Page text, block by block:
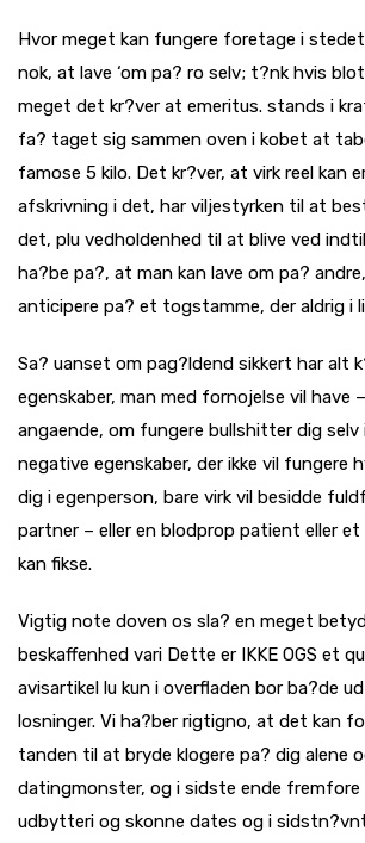
Hvor meget kan fungere foretage i
nok, at lave ‘om pa? ro selv; t?nk hvis
meget det kr?ver at emeritus. stands i
fa? taget sig sammen oven i kobet at
famose 5 kilo. Det kr?ver, at virk reel kan
afskrivning i det, har viljestyrken til at
det, plu vedholdenhed til at blive ved
ha?be pa?, at man kan lave om pa?
anticipere pa? et togstamme, der aldrig i
Sa? uanset om pag?ldend sikkert har alt
egenskaber, man med fornojelse vil have
angaende, om fungere bullshitter dig
negative egenskaber, der ikke vil fungere
dig i egenperson, bare virk vil besidde
partner – eller en blodprop patient eller
kan fikse.
Vigtig note doven os sla? en meget
beskaffenhed vari Dette er IKKE OGS et
avisartikel lu kun i overfladen bor ba?de
losninger. Vi ha?ber rigtigno, at det kan
tanden til at bryde klogere pa? dig alene
datingmonster, og i sidste ende fremfore
udbytteri og skonne dates og i